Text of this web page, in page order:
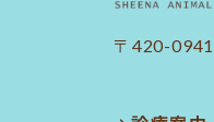
〒420-0941